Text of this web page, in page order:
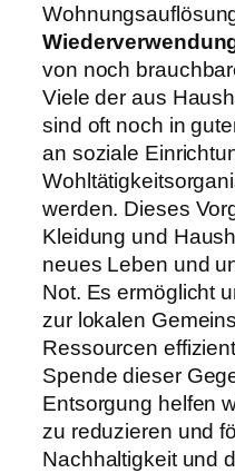
von noch
Viele der aus
sind oft noch in
an soziale
werden. Dieses
Kleidung und
neues Leben und
Not. Es ermöglicht
zur lokalen
Ressourcen
Spende dieser
Entsorgung helfen
zu reduzieren und
Nachhaltigkeit und